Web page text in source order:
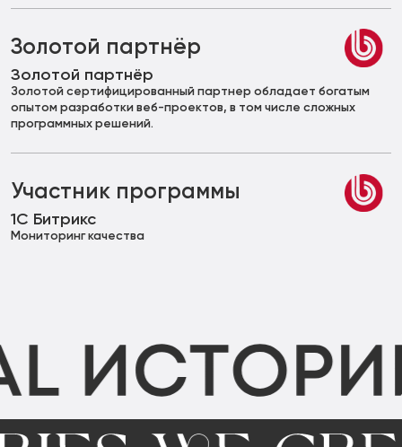
Золотой партнёр
Золотой партнёр
Золотой сертифицированный партнер обладает богатым
опытом разработки веб-проектов, в том числе сложных
программных решений.
Участник программы
1С Битрикс
Мониторинг качества